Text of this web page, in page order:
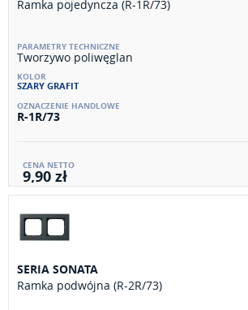
Ramka pojedyncza (R-1R/73)
Tworzywo poliwęglan
SZARY GRAFIT
R-1R/73
9,90 zł
SERIA SONATA
Ramka podwójna (R-2R/73)